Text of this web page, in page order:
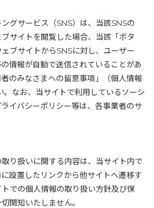
グサービス（SNS）は、当該SNSの
ブサイトを閲覧した場合、当該「ボタ
ブサイトからSNSに対し、ユーザー
情報が自動で送信されていることがあ
のみなさまへの留意事項」（個人情報
。なお、当サイトで利用しているソーシ
イバシーポリシー等は、各事業者のサ
り扱いに関する内容は、当サイト内で
設置したリンクから他サイトへ遷移す
での個人情報の取り扱い方針及び保
関知いたしません。